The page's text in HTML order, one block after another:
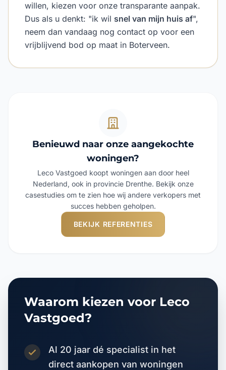
willen, kiezen voor onze transparante aanpak.
Dus als u denkt: "ik wil snel van mijn huis af",
neem dan vandaag nog contact op voor een
vrijblijvend bod op maat in Boterveen.
Benieuwd naar onze aangekochte
woningen?
Leco Vastgoed koopt woningen aan door heel
Nederland, ook in provincie Drenthe. Bekijk onze
casestudies om te zien hoe wij andere verkopers met
succes hebben geholpen.
BEKIJK REFERENTIES
Waarom kiezen voor Leco
Vastgoed?
Al 20 jaar dé specialist in het
direct aankopen van woningen